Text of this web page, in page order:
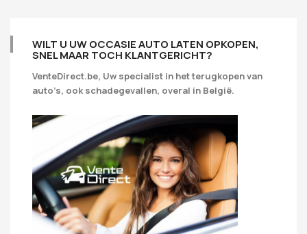
WILT U UW OCCASIE AUTO LATEN OPKOPEN,
SNEL MAAR TOCH KLANTGERICHT?
VenteDirect.be, Uw specialist in het terugkopen van
auto’s, ook schadegevallen, overal in België.